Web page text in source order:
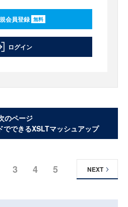
会員登録 無料
ログイン
のページ
できるXSLTマッシュアップ
3 4 5 NEXT